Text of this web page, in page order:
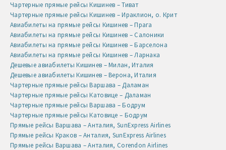
Чартерные прямые рейсы Кишинев – Тиват
Чартерные прямые рейсы Кишинев – Ираклион, о. Крит
Авиабилеты на прямые рейсы Кишинев – Прага
Авиабилеты на прямые рейсы Кишинев – Салоники
Авиабилеты на прямые рейсы Кишинев – Барселона
Авиабилеты на прямые рейсы Кишинев – Ларнака
Дешевые авиабилеты Кишинев – Милан, Италия
Дешевые авиабилеты Кишинев – Верона, Италия
Чартерные прямые рейсы Варшава – Даламан
Чартерные прямые рейсы Катовице – Даламан
Чартерные прямые рейсы Варшава – Бодрум
Чартерные прямые рейсы Катовице – Бодрум
Прямые рейсы Варшава – Анталия, SunExpress Airlines
Прямые рейсы Краков – Анталия, SunExpress Airlines
Прямые рейсы Варшава – Анталия, Corendon Airlines